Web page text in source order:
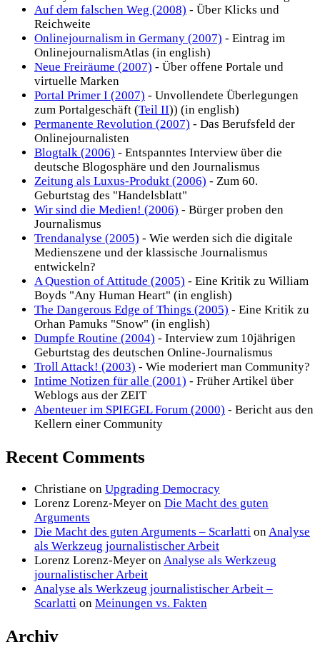
Auf dem falschen Weg (2008) - Über Klicks und
Reichweite
Onlinejournalism in Germany (2007) - Eintrag im
OnlinejournalismAtlas (in english)
Neue Freiräume (2007) - Über offene Portale und
virtuelle Marken
Portal Primer I (2007) - Unvollendete Überlegungen
zum Portalgeschäft (Teil II)) (in english)
Permanente Revolution (2007) - Das Berufsfeld der
Onlinejournalisten
Blogtalk (2006) - Entspanntes Interview über die
deutsche Blogosphäre und den Journalismus
Zeitung als Luxus-Produkt (2006) - Zum 60.
Geburtstag des "Handelsblatt"
Wir sind die Medien! (2006) - Bürger proben den
Journalismus
Trendanalyse (2005) - Wie werden sich die digitale
Medienszene und der klassische Journalismus
entwickeln?
A Question of Attitude (2005) - Eine Kritik zu William
Boyds "Any Human Heart" (in english)
The Dangerous Edge of Things (2005) - Eine Kritik zu
Orhan Pamuks "Snow" (in english)
Dumpfe Routine (2004) - Interview zum 10jährigen
Geburtstag des deutschen Online-Journalismus
Troll Attack! (2003) - Wie moderiert man Community?
Intime Notizen für alle (2001) - Früher Artikel über
Weblogs aus der ZEIT
Abenteuer im SPIEGEL Forum (2000) - Bericht aus den
Kellern einer Community
Recent Comments
Christiane on Upgrading Democracy
Lorenz Lorenz-Meyer on Die Macht des guten
Arguments
Die Macht des guten Arguments – Scarlatti on Analyse
als Werkzeug journalistischer Arbeit
Lorenz Lorenz-Meyer on Analyse als Werkzeug
journalistischer Arbeit
Analyse als Werkzeug journalistischer Arbeit –
Scarlatti on Meinungen vs. Fakten
Archiv